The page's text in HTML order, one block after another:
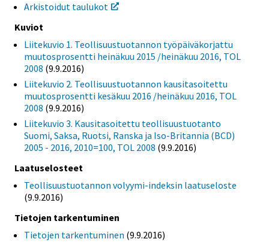
Arkistoidut taulukot
Kuviot
Liitekuvio 1. Teollisuustuotannon työpäiväkorjattu
muutosprosentti heinäkuu 2015 /heinäkuu 2016, TOL
2008 (9.9.2016)
Liitekuvio 2. Teollisuustuotannon kausitasoitettu
muutosprosentti kesäkuu 2016 /heinäkuu 2016, TOL
2008 (9.9.2016)
Liitekuvio 3. Kausitasoitettu teollisuustuotanto
Suomi, Saksa, Ruotsi, Ranska ja Iso-Britannia (BCD)
2005 - 2016, 2010=100, TOL 2008 (9.9.2016)
Laatuselosteet
Teollisuustuotannon volyymi-indeksin laatuseloste
(9.9.2016)
Tietojen tarkentuminen
Tietojen tarkentuminen (9.9.2016)